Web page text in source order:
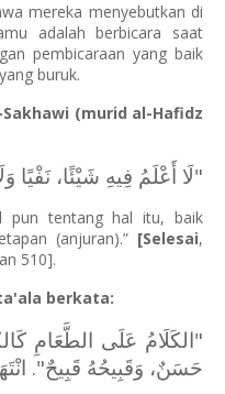
mereka menyebutkan di
adalah berbicara saat
pembicaraan yang baik
buruk.
(murid al-Hafidz
"لَا أَعْلَمُ فِيهِ شَيْئًا، نَفْيًا
pun tentang hal itu, baik
(anjuran).” [Selesai,
510].
berkata:
"الكَلَامُ عَلَى الطَّعَامِ
حَسَنٌ، وَقَبِيحُهُ قَبِيحٌ".